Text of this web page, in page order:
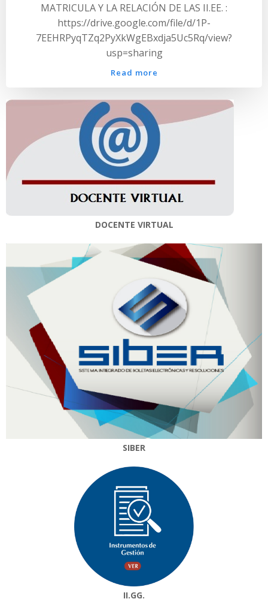
MATRICULA Y LA RELACIÓN DE LAS II.EE. :
https://drive.google.com/file/d/1P-
7EEHRPyqTZq2PyXkWgEBxdja5Uc5Rq/view?
usp=sharing
Read more
DOCENTE VIRTUAL
SIBER
II.GG.